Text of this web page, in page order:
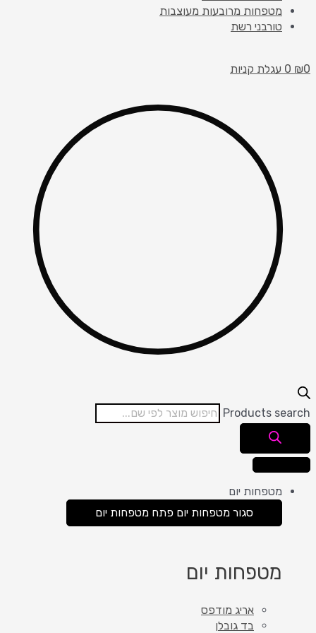
מטפחות מרובעות מעוצבות
טורבני רשת
₪0
0 עגלת קניות
Products search
מטפחות יום
סגור מטפחות יום פתח מטפחות יום
מטפחות יום
אריג מודפס
בד גובלן